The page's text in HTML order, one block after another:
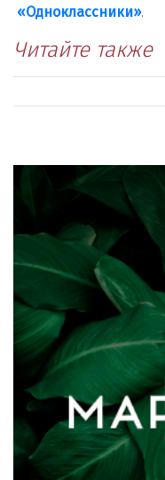
«Одноклассники».
Читайте также